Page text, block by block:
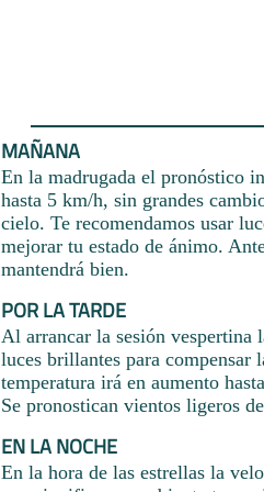
MAÑANA
En la madrugada el pronóstico
hasta 5 km/h, sin grandes
cielo. Te recomendamos usar
mejorar tu estado de ánimo.
mantendrá bien.
POR LA TARDE
Al arrancar la sesión vespertina
luces brillantes para
temperatura irá en aumento
Se pronostican vientos ligeros
EN LA NOCHE
En la hora de las estrellas la